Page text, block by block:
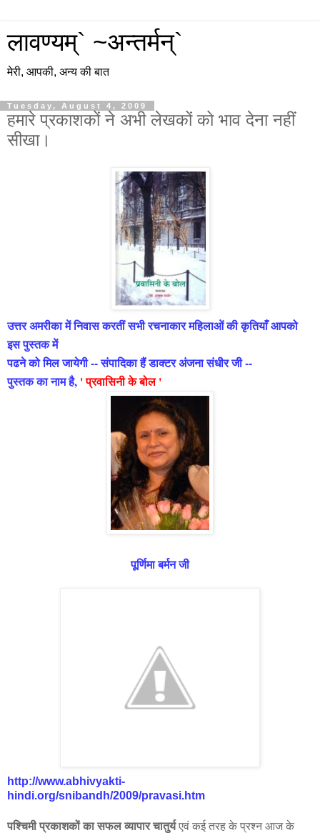
लावण्यम्` ~अन्तर्मन्`
मेरी, आपकी, अन्य की बात
Tuesday, August 4, 2009
हमारे प्रकाशकों ने अभी लेखकों को भाव देना नहीं
सीखा।
उत्तर अमरीका में निवास करतीं सभी रचनाकार महिलाओं की कृतियाँ आपको
इस पुस्तक में
पढने को मिल जायेगी -- संपादिका हैं डाक्टर अंजना संधीर जी --
पुस्तक का नाम है, ' प्रवासिनी के बोल '
पूर्णिमा बर्मनजी
http://www.abhivyakti-
hindi.org/snibandh/2009/pravasi.htm
पश्चिमी प्रकाशकों का सफल व्यापार चातुर्यएवं कई तरह के प्रश्न आज के